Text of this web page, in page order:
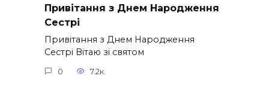
Привітання з Днем Народження
Сестрі
Привітання з Днем Народження
Сестрі Вітаю зі святом
0 7.2к.